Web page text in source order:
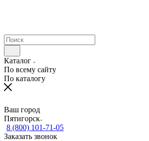
Каталог
По всему сайту
По каталогу
Ваш город
Пятигорск
8 (800) 101-71-05
Заказать звонок